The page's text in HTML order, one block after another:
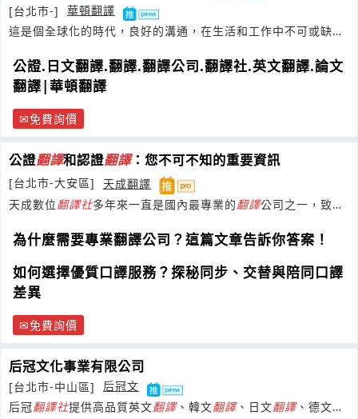
[台北市-]
華頓翻譯
這是個全球化的時代，良好的溝通，在生活和工作中不可或缺，
公證.日文翻譯.翻譯.翻譯公司.翻譯社.英文翻譯.論文
翻譯|華頓翻譯
免費詢價
公證翻譯和認證翻譯：您不可不知的重要資訊
[台北市-大安區]
天成翻譯
天成數位翻譯社多年來一直是國內最專業的翻譯公司之一，致力
為什麼需要專業翻譯公司？這篇文章告訴你答案！
如何選擇優質口譯服務？探秘同步、交替與陪同口譯
差異
免費詢價
后冠文化事業有限公司
[台北市-中山區]
后冠文
后冠翻譯社提供高品質英文翻譯、韓文翻譯、日文翻譯、德文翻